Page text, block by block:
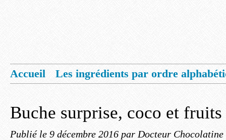
Accueil
Les ingrédients par ordre
Buche surprise, coco et fruits
Publié le 9 décembre 2016 par Docteur Chocolatine